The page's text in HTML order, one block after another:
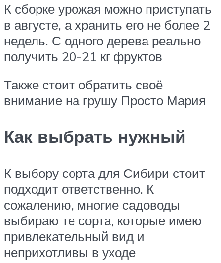
К сборке урожая можно приступать
в августе, а хранить его не более 2
недель. С одного дерева реально
получить 20-21 кг фруктов
Также стоит обратить своё
внимание на грушу Просто Мария
Как выбрать нужный
К выбору сорта для Сибири стоит
подходит ответственно. К
сожалению, многие садоводы
выбираю те сорта, которые имею
привлекательный вид и
неприхотливы в уходе